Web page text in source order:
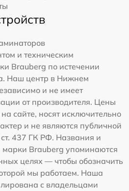
и техническим
Brauberg по истечении
Наш центр в Нижнем
и не имеет
от производителя. Цены
сайте, носят исключительно
и не являются публичной
437 ГК РФ. Названия и
марки Brauberg упоминаются
целях — чтобы обозначить
мы работаем. Наша
с владельцами